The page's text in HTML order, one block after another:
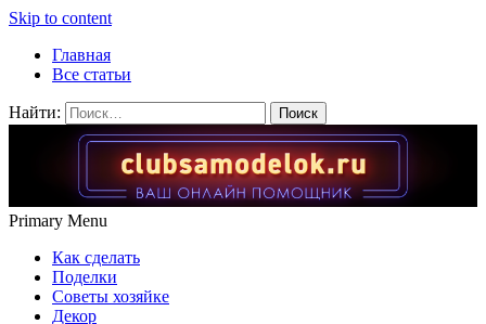
Skip to content
Главная
Все статьи
Найти:
Primary Menu
Как сделать
Поделки
Советы хозяйке
Декор